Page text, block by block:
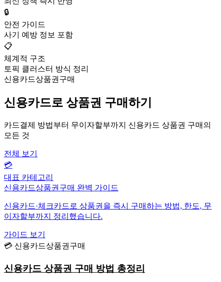
🔒
안전 가이드
사기 예방 정보 포함
📋
체계적 구조
토픽 클러스터 방식 정리
신용카드상품권구매
신용카드로 상품권 구매하기
카드결제 방법부터 무이자할부까지 신용카드 상품권 구매의
모든 것
전체 보기
💳
대표 카테고리
신용카드상품권구매 완벽 가이드
신용카드·체크카드로 상품권을 즉시 구매하는 방법, 한도, 무
이자할부까지 정리했습니다.
가이드 보기
💳 신용카드상품권구매
신용카드 상품권 구매 방법 총정리